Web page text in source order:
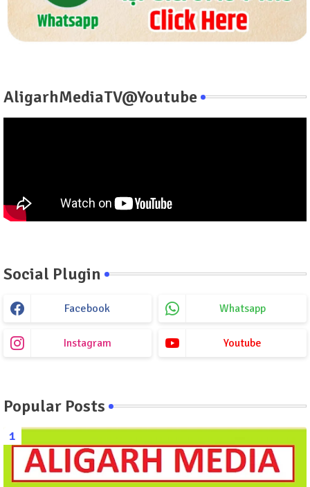
AligarhMediaTV@Youtube
Social Plugin
Facebook Whatsapp
Instagram Youtube
Popular Posts